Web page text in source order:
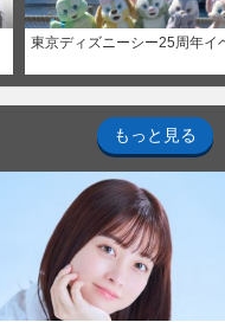
東京ディズニーシー25周年イ
もっと見る